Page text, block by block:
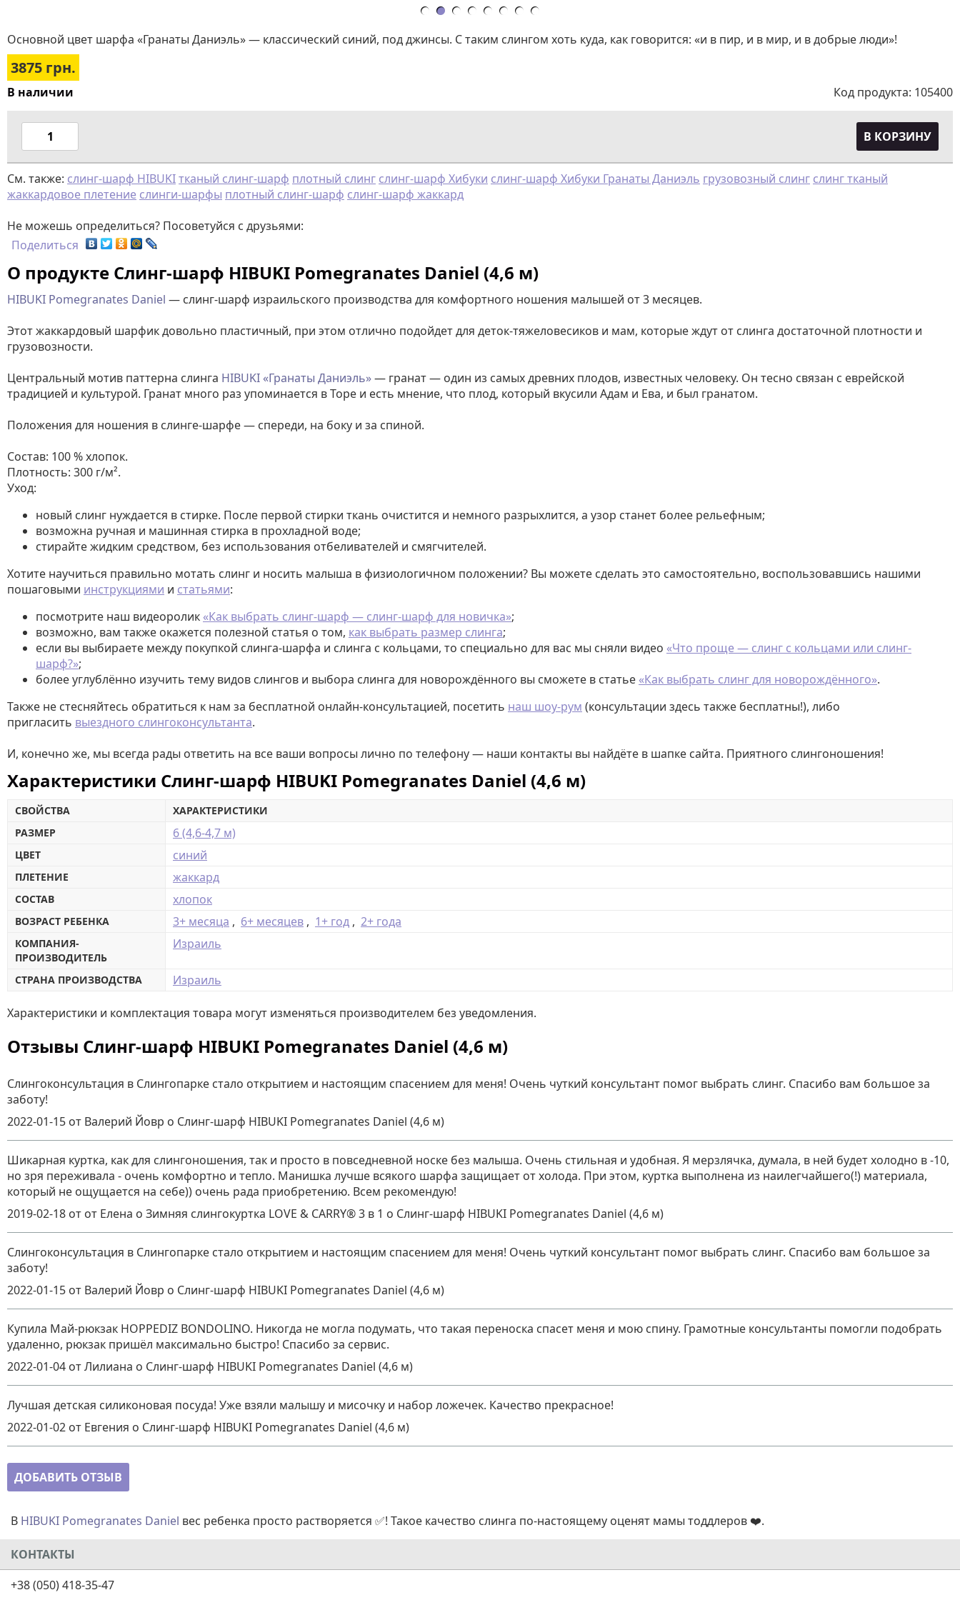
Основной цвет шарфа «Гранаты Даниэль» — классический синий, под джинсы. С таким слингом хоть куда, как говорится: «и в пир, и в мир, и в добрые люди»!
3875 грн.
В наличии Код продукта: 105400
В КОРЗИНУ
См. также: слинг-шарф HIBUKIтканый слинг-шарф плотный слинг слинг-шарф Хибуки слинг-шарф Хибуки Гранаты Даниэль грузовозный слинг слинг тканый
жаккардовое плетение слинги-шарфы плотный слинг-шарф слинг-шарф жаккард
Не можешь определиться? Посоветуйся с друзьями:
Поделиться
О продукте Слинг-шарф HIBUKI Pomegranates Daniel (4,6 м)
HIBUKI Pomegranates Daniel — слинг-шарф израильского производства для комфортного ношения малышей от 3 месяцев.
Этот жаккардовый шарфик довольно пластичный, при этом отлично подойдет для деток-тяжеловесиков и мам, которые ждут от слинга достаточной плотности и
грузовозности.
Центральный мотив паттерна слинга HIBUKI «Гранаты Даниэль»— гранат — один из самых древних плодов, известных человеку. Он тесно связан с еврейской
традицией и культурой. Гранат много раз упоминается в Торе и есть мнение, что плод, который вкусили Адам и Ева, и был гранатом.
Положения для ношения в слинге-шарфе — спереди, на боку и за спиной.
Состав: 100 % хлопок.
Плотность: 300 г/м².
Уход:
новый слинг нуждается в стирке. После первой стирки ткань очистится и немного разрыхлится, а узор станет более рельефным;
возможна ручная и машинная стирка в прохладной воде;
стирайте жидким средством, без использования отбеливателей и смягчителей.
Хотите научиться правильно мотать слинг и носить малыша в физиологичном положении? Вы можете сделать это самостоятельно, воспользовавшись нашими
пошаговыми инструкциями и статьями:
посмотрите наш видеоролик «Как выбрать слинг-шарф — слинг-шарф для новичка»;
возможно, вам также окажется полезной статья о том, как выбрать размер слинга;
если вы выбираете между покупкой слинга-шарфа и слинга с кольцами, то специально для вас мы сняли видео «Что проще — слинг с кольцами или слинг-
шарф?»;
более углублённо изучить тему видов слингов и выбора слинга для новорождённого вы сможете в статье «Как выбрать слинг для новорождённого».
Также не стесняйтесь обратиться к нам за бесплатной онлайн-консультацией, посетить наш шоу-рум (консультации здесь также бесплатны!), либо
пригласить выездного слингоконсультанта.
И, конечно же, мы всегда рады ответить на все ваши вопросы лично по телефону — наши контакты вы найдёте в шапке сайта. Приятного слингоношения!
Характеристики Слинг-шарф HIBUKI Pomegranates Daniel (4,6 м)
СВОЙСТВА
ХАРАКТЕРИСТИКИ
РАЗМЕР
6 (4,6-4,7 м)
ЦВЕТ синий
ПЛЕТЕНИЕ жаккард
СОСТАВ хлопок
ВОЗРАСТ РЕБЕНКА 3+ месяца , 6+ месяцев , 1+ год , 2+ года
КОМПАНИЯ-
ПРОИЗВОДИТЕЛЬ
Израиль
СТРАНА ПРОИЗВОДСТВА Израиль
Характеристики и комплектация товара могут изменяться производителем без уведомления.
Отзывы Слинг-шарф HIBUKI Pomegranates Daniel (4,6 м)
Слингоконсультация в Слингопарке стало открытием и настоящим спасением для меня! Очень чуткий консультант помог выбрать слинг. Спасибо вам большое за
заботу!
2022-01-15 от Валерий Йовр о Слинг-шарф HIBUKI Pomegranates Daniel (4,6 м)
Шикарная куртка, как для слингоношения, так и просто в повседневной носке без малыша. Очень стильная и удобная. Я мерзлячка, думала, в ней будет холодно в -10,
но зря переживала - очень комфортно и тепло. Манишка лучше всякого шарфа защищает от холода. При этом, куртка выполнена из наилегчайшего(!) материала,
который не ощущается на себе)) очень рада приобретению. Всем рекомендую!
2019-02-18 от от Елена о Зимняя слингокуртка LOVE & CARRY® 3 в 1 о Слинг-шарф HIBUKI Pomegranates Daniel (4,6 м)
Слингоконсультация в Слингопарке стало открытием и настоящим спасением для меня! Очень чуткий консультант помог выбрать слинг. Спасибо вам большое за
заботу!
2022-01-15 от Валерий Йовр о Слинг-шарф HIBUKI Pomegranates Daniel (4,6 м)
Купила Май-рюкзак HOPPEDIZ BONDOLINO. Никогда не могла подумать, что такая переноска спасет меня и мою спину. Грамотные консультанты помогли подобрать
удаленно, рюкзак пришёл максимально быстро! Спасибо за сервис.
2022-01-04 от Лилиана о Слинг-шарф HIBUKI Pomegranates Daniel (4,6 м)
Лучшая детская силиконовая посуда! Уже взяли малышу и мисочку и набор ложечек. Качество прекрасное!
2022-01-02 от Евгения о Слинг-шарф HIBUKI Pomegranates Daniel (4,6 м)
ДОБАВИТЬ ОТЗЫВ
В HIBUKI Pomegranates Daniel вес ребенка просто растворяется ✅! Такое качество слинга по-настоящему оценят мамы тоддлеров ❤️.
КОНТАКТЫ
+38 (050) 418-35-47